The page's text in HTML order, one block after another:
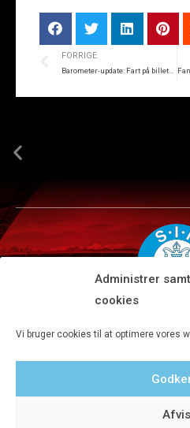
Administrer
cookies
Vi bruger cookies til at optimere vores
Afvis
FORRIGE
Barometer-update: Fart på billetsalget mod FCM
Tlf 8680 4477 · Fax 8680 4647